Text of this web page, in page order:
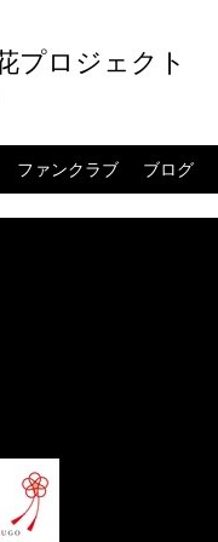
プロジェクト
ファンクラブ ブログ